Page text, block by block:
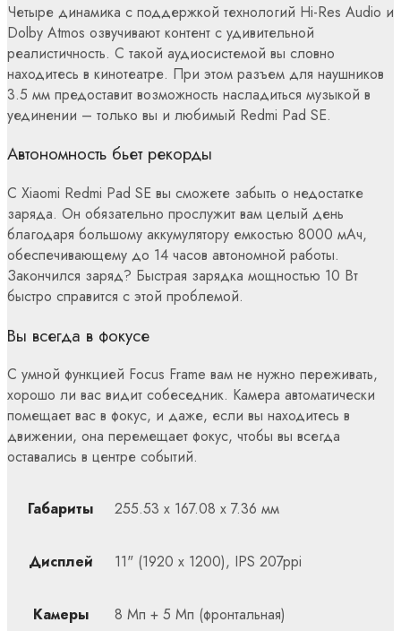
Четыре динамика с поддержкой технологий Hi-Res Audio и
Dolby Atmos озвучивают контент с удивительной
реалистичность. С такой аудиосистемой вы словно
находитесь в кинотеатре. При этом разъем для наушников
3.5 мм предоставит возможность насладиться музыкой в
уединении – только вы и любимый Redmi Pad SE.
Автономность бьет рекорды
С Xiaomi Redmi Pad SE вы сможете забыть о недостатке
заряда. Он обязательно прослужит вам целый день
благодаря большому аккумулятору емкостью 8000 мАч,
обеспечивающему до 14 часов автономной работы.
Закончился заряд? Быстрая зарядка мощностью 10 Вт
быстро справится с этой проблемой.
Вы всегда в фокусе
С умной функцией Focus Frame вам не нужно переживать,
хорошо ли вас видит собеседник. Камера автоматически
помещает вас в фокус, и даже, если вы находитесь в
движении, она перемещает фокус, чтобы вы всегда
оставались в центре событий.
Габариты 255.53 x 167.08 x 7.36 мм
Дисплей 11" (1920 x 1200), IPS 207ppi
Камеры 8 Мп + 5 Мп (фронтальная)